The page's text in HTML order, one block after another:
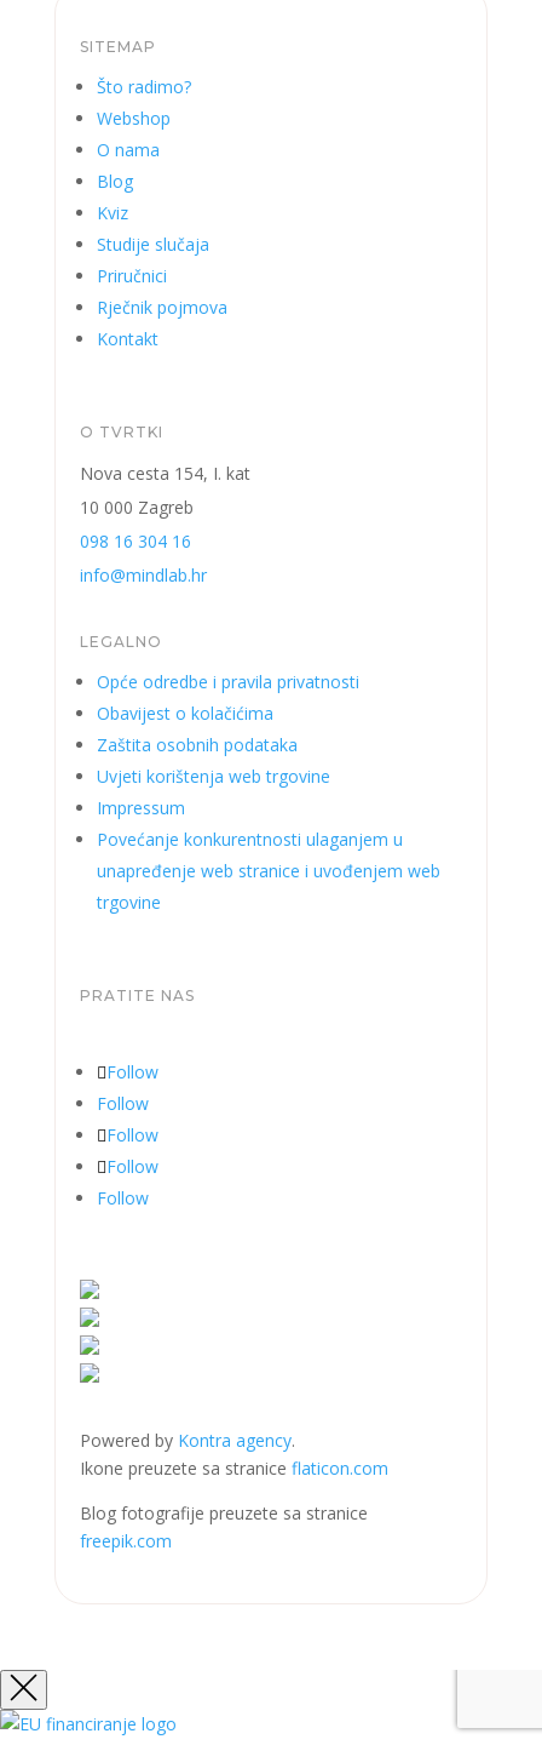
SITEMAP
Što radimo?
Webshop
O nama
Blog
Kviz
Studije slučaja
Priručnici
Rječnik pojmova
Kontakt
O TVRTKI
Nova cesta 154, I. kat
10 000 Zagreb
098 16 304 16
info@mindlab.hr
LEGALNO
Opće odredbe i pravila privatnosti
Obavijest o kolačićima
Zaštita osobnih podataka
Uvjeti korištenja web trgovine
Impressum
Povećanje konkurentnosti ulaganjem u
unapređenje web stranice i uvođenjem web
trgovine
PRATITE NAS
Follow
Follow
Follow
Follow
Follow
Powered byKontra agency.
Ikone preuzete sa stranice flaticon.com
Blog fotografije preuzete sa stranice
freepik.com